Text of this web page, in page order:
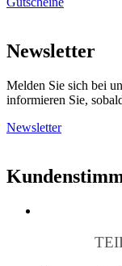
Newsletter
Melden Sie sich bei
informieren Sie,
Newsletter